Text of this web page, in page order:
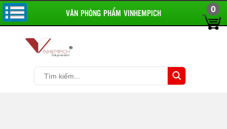
VĂN PHÒNG PHẨM VINHEMPICH 0